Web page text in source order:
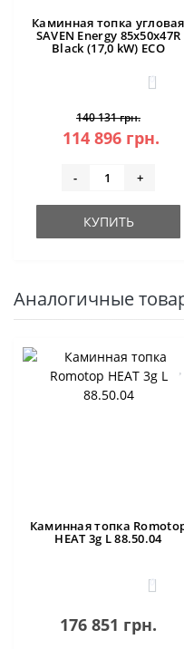
Каминная топка угловая
SAVEN Energy 85х50х47R
Black (17,0 kW) ECO
0
140 131 грн.
114 896 грн.
- +
КУПИТЬ
Аналогичные
Каминная топка
HEAT 3g L 88.50.04
0
176 851 грн.